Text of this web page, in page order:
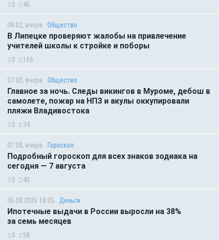
0 46
08:02, вчера Общество
В Липецке проверяют жалобы на привлечение
учителей школы к стройке и поборы
0 166
07:00, вчера Общество
Главное за ночь. Следы викингов в Муроме, дебош в
самолете, пожар на НПЗ и акулы оккупировали
пляжи Владивостока
0 34
01:00, вчера Гороскоп
Подробный гороскоп для всех знаков зодиака на
сегодня — 7 августа
0 40
06.08.2026 18:05 Деньги
Ипотечные выдачи в России выросли на 38%
за семь месяцев
0 58